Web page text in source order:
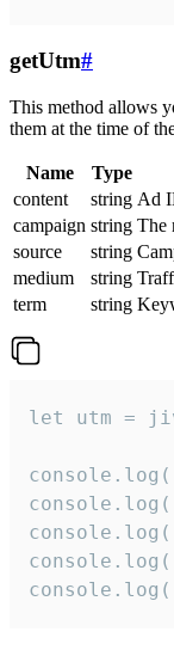
getUtm#
This method allows
them at the time of
Name Type
content
string Ad
campaign string The
source
string
medium
string
term
string
let utm =